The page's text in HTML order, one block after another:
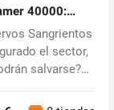
40000:
2 Chaos
CD key
Sangrientos
el sector,
salvarse?